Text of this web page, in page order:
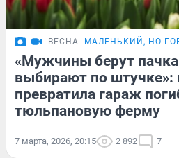
ВЕСНА МАЛЕНЬКИЙ, НО
«Мужчины берут
выбирают по штучке»:
превратила гараж
тюльпановую ферму
7 марта, 2026, 20:15 2 892 7